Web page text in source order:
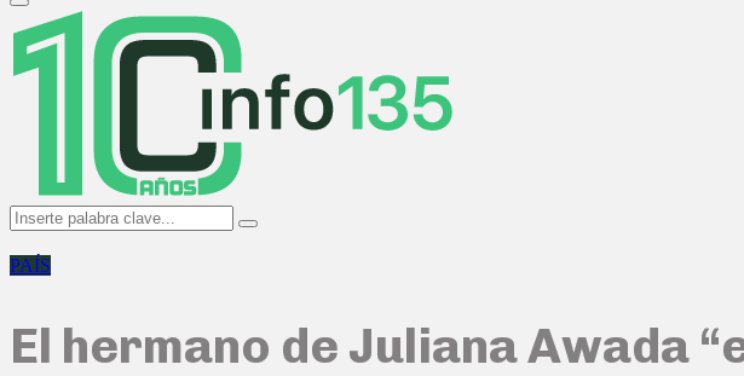
Primary
Menu
Search
for:
Search
PAÍS
El hermano de Juliana Awada